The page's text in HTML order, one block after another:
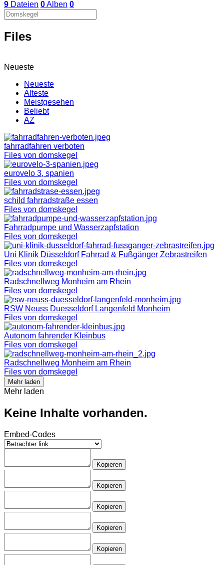
9 Dateien 0Alben 0
Files
Neueste
Neueste
Älteste
Meistgesehen
Beliebt
AZ
fahrradfahren verboten
Files von domskegel
eurovelo 3, spanien
Files von domskegel
schild fahrradstraße essen
Files von domskegel
Fahrradpumpe und Wasserzapfstation
Files von domskegel
Uni Klinik Düsseldorf Fahrrad & Fußgänger Zebrastreifen
Files von domskegel
Radschnellweg Monheim am Rhein
Files von domskegel
RSW Neuss Duesseldorf Langenfeld Monheim
Files von domskegel
Autonom fahrender Kleinbus
Files von domskegel
Radschnellweg Monheim am Rhein
Files von domskegel
Mehr laden
Mehr laden
Keine Inhalte vorhanden.
Embed-Codes
Kopieren
Kopieren
Kopieren
Kopieren
Kopieren